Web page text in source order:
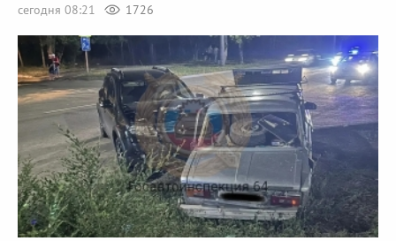
сегодня 08:21 1726